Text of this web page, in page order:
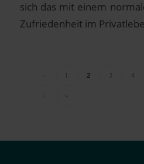
sich das mit einem
Zufriedenheit im
1 2 3 4